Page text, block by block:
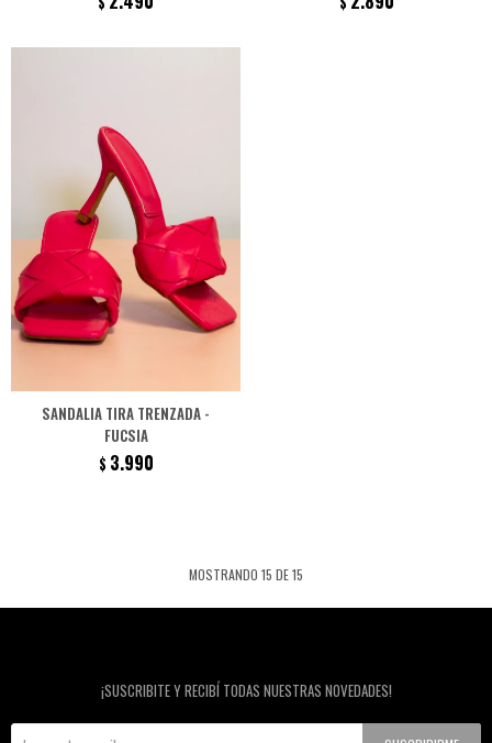
SANDALIA TIRA TRENZADA -
FUCSIA
$ 3.990
MOSTRANDO 15 DE15
¡SUSCRIBITE Y RECIBÍ TODAS NUESTRAS NOVEDADES!